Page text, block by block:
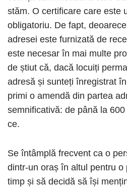
stăm. O certificare care este
obligatoriu. De fapt,
adresei este furnizată de
este necesar în mai multe
de știut că, dacă locuiți
adresă și sunteți înregistrat
primi o amendă din partea
semnificativă: de până la
ce.
Se întâmplă frecvent ca o
dintr-un oraș în altul pentru o
timp și să decidă să își